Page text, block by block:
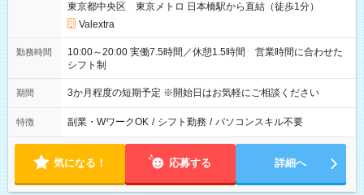
東京都中央区 東京メトロ 日本橋駅から直結（徒歩1分）
Valextra
勤務時間
10:00～20:00 実働7.5時間／休憩1.5時間 営業時間に合わせた
シフト制
期間 3か月程度の短期予定 ※開始日はお気軽にご相談ください
特徴 副業・WワークOK / シフト勤務 / パソコンスキル不要
気になる！ 応募する 詳細へ